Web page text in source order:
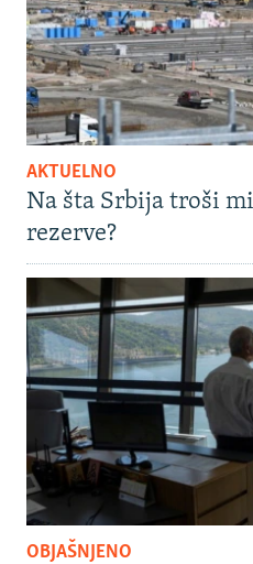
AKTUELNO
Na šta Srbija troši
rezerve?
OBJAŠNJENO